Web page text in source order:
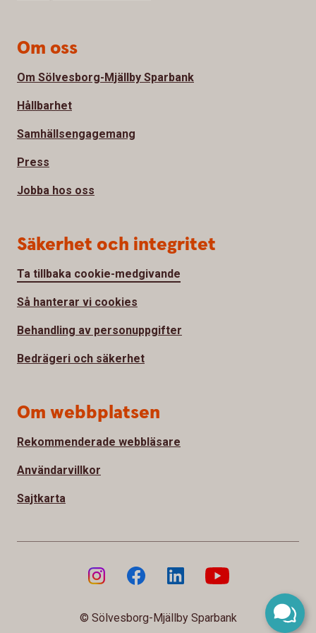
Om oss
Om Sölvesborg-Mjällby Sparbank
Hållbarhet
Samhällsengagemang
Press
Jobba hos oss
Säkerhet och integritet
Ta tillbaka cookie-medgivande
Så hanterar vi cookies
Behandling av personuppgifter
Bedrägeri och säkerhet
Om webbplatsen
Rekommenderade webbläsare
Användarvillkor
Sajtkarta
© Sölvesborg-Mjällby Sparbank